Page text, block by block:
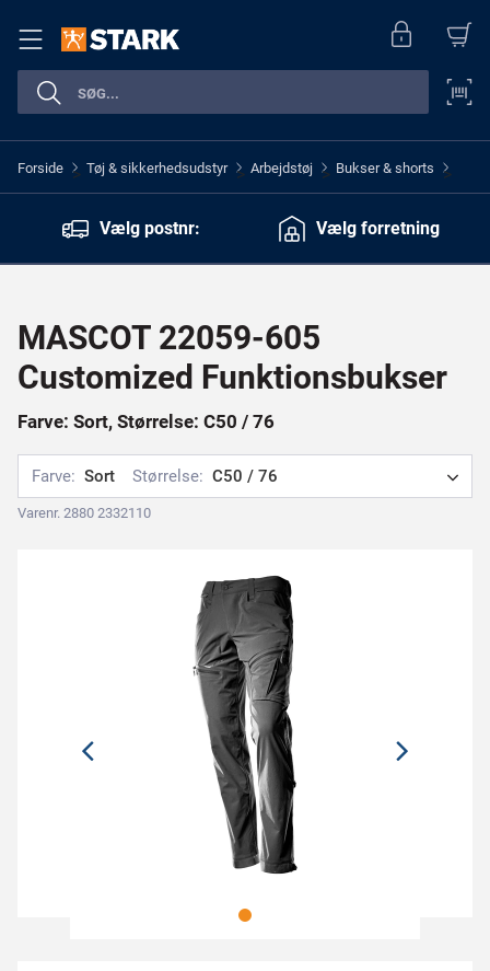
Forside > Tøj & sikkerhedsudstyr > Arbejdstøj > Bukser & shorts >
Vælg postnr: Vælg forretning
MASCOT 22059-605
Customized Funktionsbukser
Farve: Sort, Størrelse: C50 / 76
Farve: Sort Størrelse: C50 / 76
Varenr. 2880 2332110